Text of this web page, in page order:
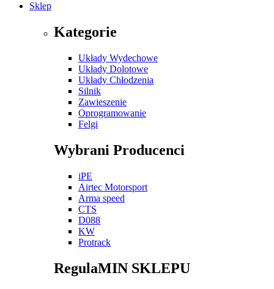
Sklep
Kategorie
Układy Wydechowe
Układy Dolotowe
Układy Chłodzenia
Silnik
Zawieszenie
Oprogramowanie
Felgi
Wybrani Producenci
iPE
Airtec Motorsport
Arma speed
CTS
D088
KW
Protrack
RegulaMIN SKLEPU